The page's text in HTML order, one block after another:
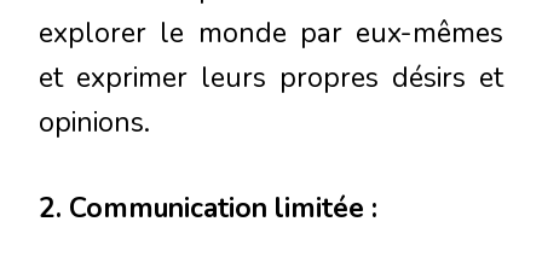
explorer le monde par eux-mêmes
et exprimer leurs propres désirs et
opinions.
2. Communication limitée :